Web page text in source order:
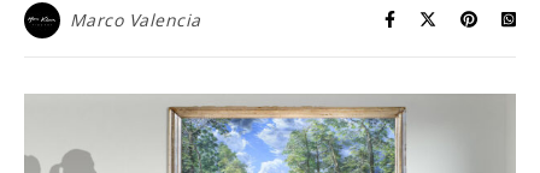
Marco Valencia